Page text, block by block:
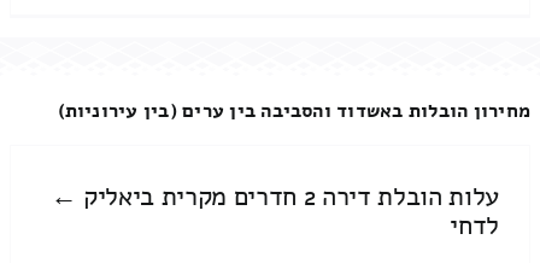
מחירון הובלות באשדוד והסביבה בין ערים (בין עירוניות)
עלות הובלת דירה 2 חדרים מקרית ביאליק ←
לדחי